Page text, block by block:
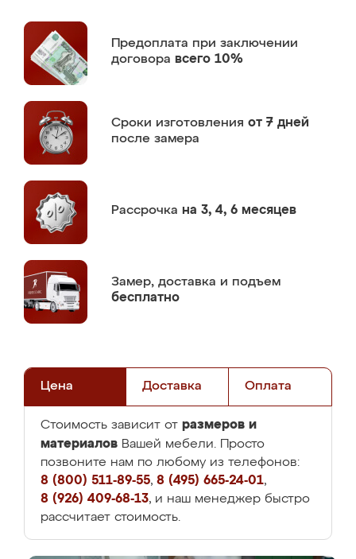
Предоплата при заключении
договора всего 10%
Сроки изготовления от 7 дней
после замера
Рассрочка на 3, 4, 6 месяцев
Замер, доставка и подъем
бесплатно
Цена Доставка Оплата
Стоимость зависит от размеров и
материалов Вашей мебели. Просто
позвоните нам по любому из телефонов:
8 (800) 511-89-55, 8 (495) 665-24-01,
8 (926) 409-68-13, и наш менеджер быстро
рассчитает стоимость.